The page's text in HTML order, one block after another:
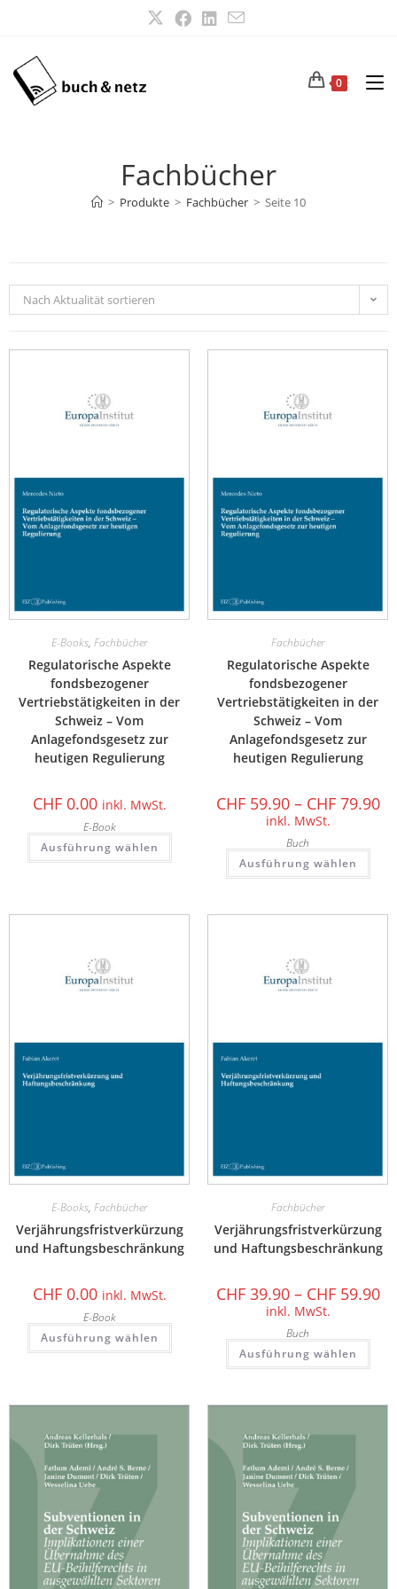
0
Fachbücher
> Produkte > Fachbücher > Seite 10
Nach Aktualität sortieren
E-Books, Fachbücher
Regulatorische Aspekte
fondsbezogener
Vertriebstätigkeiten in der
Schweiz – Vom
Anlagefondsgesetz zur
heutigen Regulierung
CHF0.00 inkl. MwSt.
E-Book
Ausführung wählen
Fachbücher
Regulatorische Aspekte
fondsbezogener
Vertriebstätigkeiten in der
Schweiz – Vom
Anlagefondsgesetz zur
heutigen Regulierung
CHF59.90 – CHF79.90
inkl. MwSt.
Buch
Ausführung wählen
E-Books, Fachbücher
Verjährungsfristverkürzung
und Haftungsbeschränkung
CHF0.00 inkl. MwSt.
E-Book
Ausführung wählen
Fachbücher
Verjährungsfristverkürzung
und Haftungsbeschränkung
CHF39.90 – CHF59.90
inkl. MwSt.
Buch
Ausführung wählen